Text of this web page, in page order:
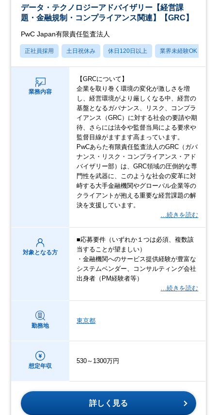
データ・テクノロジーアドバイザリー【経営課
題・金融規制・コンプライアンス関連】【GRC】
PwC Japan有限責任監査法人
正社員採用 土日祝休み 休日120日以上 業界未経験OK
業務内容
【GRCについて】
企業を取り巻く環境の変化が激しさを増
し、経営環境がより厳しくなる中、経営の
基盤となるガバナンス、リスク、コンプラ
イアンス（GRC）に対する社会の要請や期
待、さらには法令や監督当局による要求や
監督目線がますます高まっています。
PwCあらた有限責任監査法人のGRC（ガバ
ナンス・リスク・コンプライアンス・アド
バイザリー部）は、GRC領域の圧倒的な専
門性を武器に、このような社会の変革に対
峙する大手金融機関やグローバル企業等の
クライアントが抱える重要な経営課題の解
決を支援しています。
…続きを読む
対象となる方
■応募要件（いずれか１つは必須、複数該
当することが望ましい）
・金融機関へのサービス提供経験が豊富な
システムベンダー、コンサルティング会社
出身者（PM経験者等）
…続きを読む
勤務地
東京都
想定年収
530～1300万円
詳しく見る